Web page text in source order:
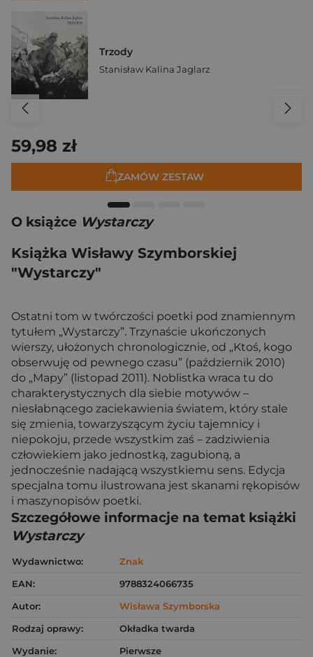
Trzody
Stanisław Kalina Jaglarz
59,98 zł
ZAMÓW ZESTAW
O książce Wystarczy
Książka Wisławy Szymborskiej
"Wystarczy"
Ostatni tom w twórczości poetki pod znamiennym
tytułem „Wystarczy”. Trzynaście ukończonych
wierszy, ułożonych chronologicznie, od „Ktoś, kogo
obserwuję od pewnego czasu” (październik 2010)
do „Mapy” (listopad 2011). Noblistka wraca tu do
charakterystycznych dla siebie motywów –
niesłabnącego zaciekawienia światem, który stale
się zmienia, towarzyszącym życiu tajemnicy i
niepokoju, przede wszystkim zaś – zadziwienia
człowiekiem jako jednostką, zagubioną, a
jednocześnie nadającą wszystkiemu sens. Edycja
specjalna tomu ilustrowana jest skanami rękopisów
i maszynopisów poetki.
Szczegółowe informacje na temat książki
Wystarczy
Wydawnictwo:
Znak
EAN:
9788324066735
Autor:
Wisława Szymborska
Rodzaj oprawy:
Okładka twarda
Wydanie:
Pierwsze